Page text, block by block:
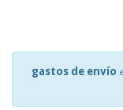
gastos de envío